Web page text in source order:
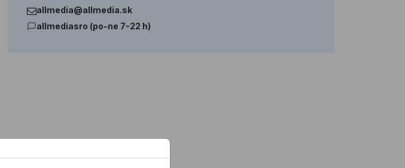
allmedia@allmedia.sk
allmediasro (po-ne 7-22 h)
a priemeru kotúča)